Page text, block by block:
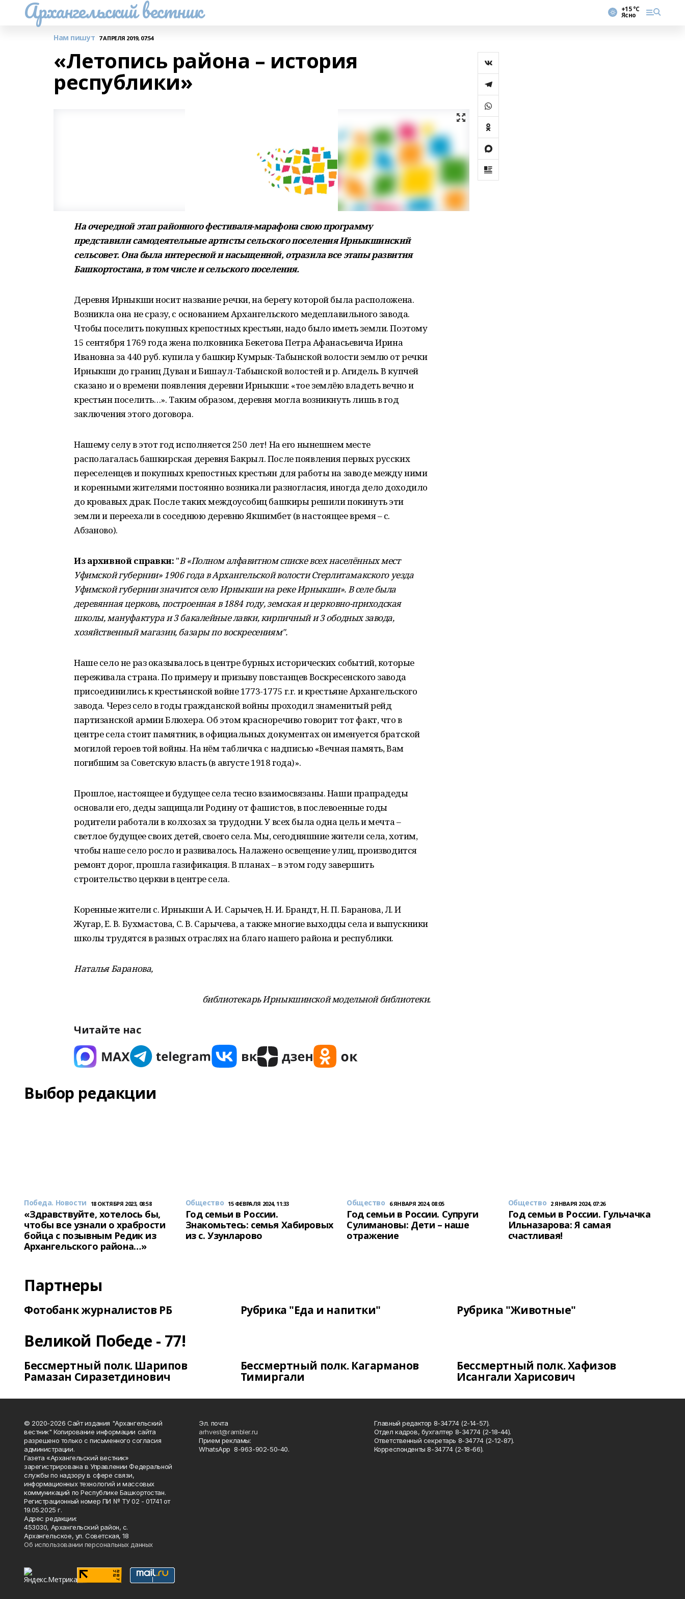
Архангельский вестник +15 °С
Ясно
Нам пишут 7 АПРЕЛЯ 2019, 07:54
«Летопись района – история
республики»
На очередной этап районного фестиваля-марафона свою программу
представили самодеятельные артисты сельского поселения Ирныкшинский
сельсовет. Она была интересной и насыщенной, отразила все этапы развития
Башкортостана, в том числе и сельского поселения.
Деревня Ирныкши носит название речки, на берегу которой была расположена.
Возникла она не сразу, с основанием Архангельского медеплавильного завода.
Чтобы поселить покупных крепостных крестьян, надо было иметь земли. Поэтому
15 сентября 1769 года жена полковника Бекетова Петра Афанасьевича Ирина
Ивановна за 440 руб. купила у башкир Кумрык-Табынской волости землю от речки
Ирныкши до границ Дуван и Бишаул-Табынской волостей и р. Агидель. В купчей
сказано и о времени появления деревни Ирныкши: «тое землёю владеть вечно и
крестьян поселить…». Таким образом, деревня могла возникнуть лишь в год
заключения этого договора.
Нашему селу в этот год исполняется 250 лет! На его нынешнем месте
располагалась башкирская деревня Бакрыл. После появления первых русских
переселенцев и покупных крепостных крестьян для работы на заводе между ними
и коренными жителями постоянно возникали разногласия, иногда дело доходило
до кровавых драк. После таких междоусобиц башкиры решили покинуть эти
земли и переехали в соседнюю деревню Якшимбет (в настоящее время – с.
Абзаново).
Из архивной справки: "В «Полном алфавитном списке всех населённых мест
Уфимской губернии» 1906 года в Архангельской волости Стерлитамакского уезда
Уфимской губернии значится село Ирныкши на реке Ирныкши». В селе была
деревянная церковь, построенная в 1884 году, земская и церковно-приходская
школы, мануфактура и 3 бакалейные лавки, кирпичный и 3 ободных завода,
хозяйственный магазин, базары по воскресениям".
Наше село не раз оказывалось в центре бурных исторических событий, которые
переживала страна. По примеру и призыву повстанцев Воскресенского завода
присоединились к крестьянской войне 1773-1775 г.г. и крестьяне Архангельского
завода. Через село в годы гражданской войны проходил знаменитый рейд
партизанской армии Блюхера. Об этом красноречиво говорит тот факт, что в
центре села стоит памятник, в официальных документах он именуется братской
могилой героев той войны. На нём табличка с надписью «Вечная память, Вам
погибшим за Советскую власть (в августе 1918 года)».
Прошлое, настоящее и будущее села тесно взаимосвязаны. Наши прапрадеды
основали его, деды защищали Родину от фашистов, в послевоенные годы
родители работали в колхозах за трудодни. У всех была одна цель и мечта –
светлое будущее своих детей, своего села. Мы, сегодняшние жители села, хотим,
чтобы наше село росло и развивалось. Налажено освещение улиц, производится
ремонт дорог, прошла газификация. В планах – в этом году завершить
строительство церкви в центре села.
Коренные жители с. Ирныкши А. И. Сарычев, Н. И. Брандт, Н. П. Баранова, Л. И
Жугар, Е. В. Бухмастова, С. В. Сарычева, а также многие выходцы села и выпускники
школы трудятся в разных отраслях на благо нашего района и республики.
Наталья Баранова,
библиотекарь Ирныкшинской модельной библиотеки.
Читайте нас
Выбор редакции
Победа. Новости 18 ОКТЯБРЯ 2023, 08:58
«Здравствуйте, хотелось бы,
чтобы все узнали о храбрости
бойца с позывным Редик из
Архангельского района…»
Общество 15 ФЕВРАЛЯ 2024, 11:33
Год семьи в России.
Знакомьтесь: семья Хабировых
из с. Узунларово
Общество 6 ЯНВАРЯ 2024, 08:05
Год семьи в России. Супруги
Сулимановы: Дети – наше
отражение
Общество 2 ЯНВАРЯ 2024, 07:26
Год семьи в России. Гульчачка
Ильназарова: Я самая
счастливая!
Партнеры
Фотобанк журналистов РБ Рубрика "Еда и напитки" Рубрика "Животные"
Великой Победе - 77!
Бессмертный полк. Шарипов
Рамазан Сиразетдинович
Бессмертный полк. Кагарманов
Тимиргали
Бессмертный полк. Хафизов
Исангали Харисович
© 2020-2026 Сайт издания "Архангельский
вестник" Копирование информации сайта
разрешено только с письменного согласия
администрации.
Газета «Архангельский вестник»
зарегистрирована в Управлении Федеральной
службы по надзору в сфере связи,
информационных технологий и массовых
коммуникаций по Республике Башкортостан.
Регистрационный номер ПИ № ТУ 02 - 01741 от
19.05.2025 г.
Адрес редакции:
453030, Архангельский район, с.
Архангельское, ул. Советская, 18
Об использовании персональных данных
Эл. почта
arhvest@rambler.ru
Прием рекламы:
WhatsApp 8-963-902-50-40.
Главный редактор 8-34774 (2-14-57).
Отдел кадров, бухгалтер 8-34774 (2-18-44).
Ответственный секретарь 8-34774 (2-12-87).
Корреспонденты 8-34774 (2-18-66).